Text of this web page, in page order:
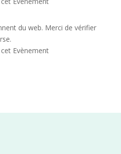
du web. Merci de vérifier
Evènement